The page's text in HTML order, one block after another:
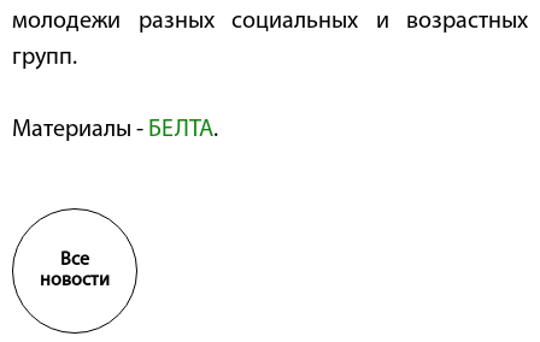
молодежи разных социальных и возрастных
групп.
Материалы - БЕЛТА.
Все
новости